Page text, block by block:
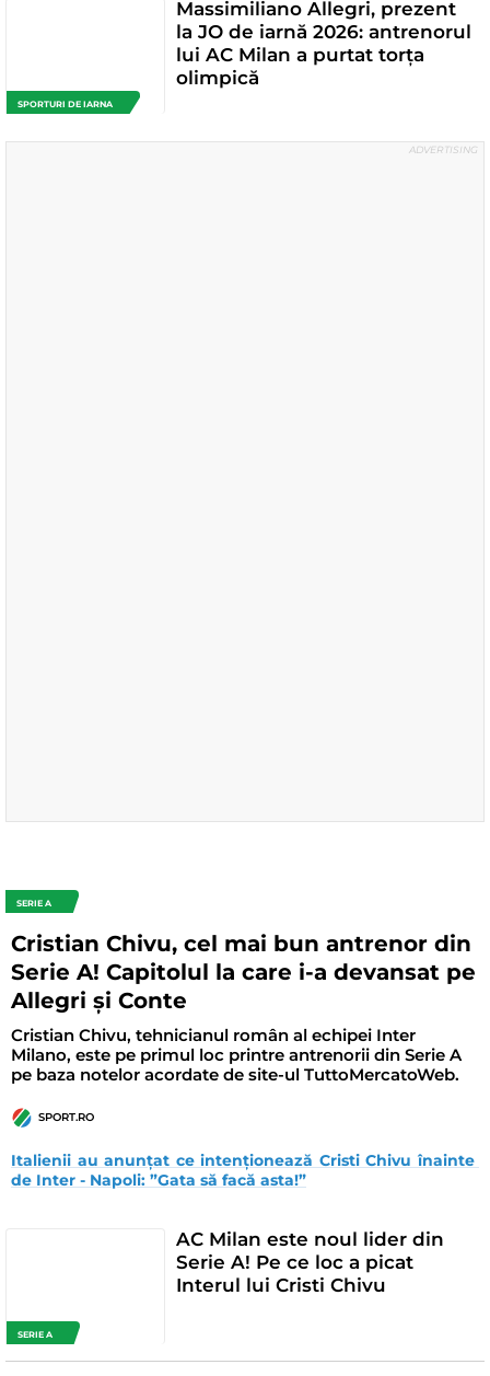
SPORTURI DE IARNA
Massimiliano Allegri, prezent
la JO de iarnă 2026: antrenorul
lui AC Milan a purtat torța
olimpică
SERIE A
Cristian Chivu, cel mai bun antrenor din
Serie A! Capitolul la care i-a devansat pe
Allegri și Conte
Cristian Chivu, tehnicianul român al echipei Inter
Milano, este pe primul loc printre antrenorii din Serie A
pe baza notelor acordate de site-ul TuttoMercatoWeb.
SPORT.RO
Italienii au anunțat ce intenționează Cristi Chivu înainte
de Inter - Napoli: ”Gata să facă asta!”
SERIE A
AC Milan este noul lider din
Serie A! Pe ce loc a picat
Interul lui Cristi Chivu